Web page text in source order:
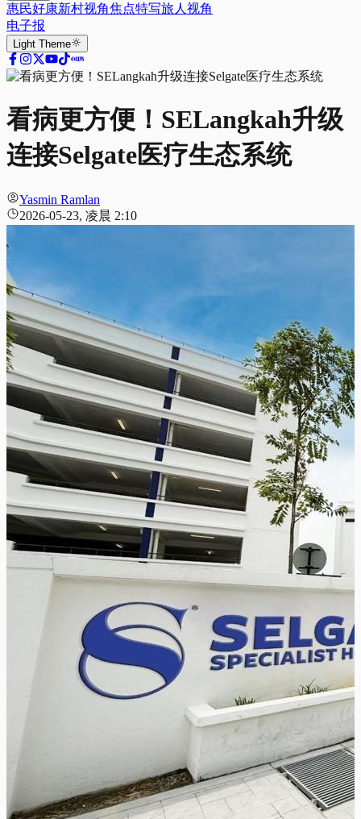
惠民好康新村视角焦点特写旅人视角
电子报
Light Theme
看病更方便！SELangkah升级
连接Selgate医疗生态系统
Yasmin Ramlan
2026-05-23, 凌晨 2:10